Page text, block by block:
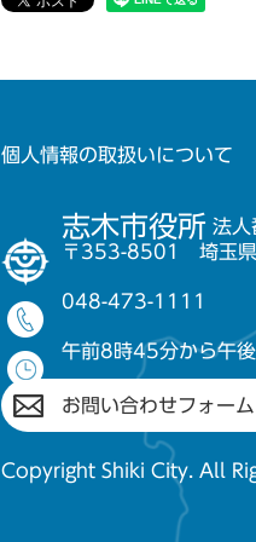
個人情報の取扱いについて
志木市役所 法
〒353-8501 埼玉県
048-473-1111
午前8時45分から午
お問い合わせフォーム
Copyright Shiki City. All